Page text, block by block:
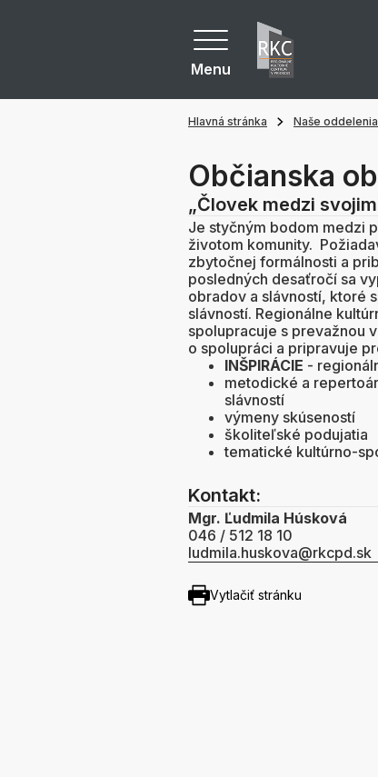
Menu
Hlavná stránka Naše oddelenia
Občianska
„Človek medzi
Je styčným bodom medzi
životom komunity.
zbytočnej formálnosti a
posledných desaťročí sa
obradov a slávností, ktoré
slávností. Regionálne
spolupracuje s prevažnou
o spolupráci a pripravuje
INŠPIRÁCIE -
metodické a
slávností
výmeny skúseností
školiteľské podujatia
tematické kultúrno-
Kontakt:
Mgr. Ľudmila Húsková
046 / 512 18 10
ludmila.huskova@rkcpd.sk
Vytlačiť stránku